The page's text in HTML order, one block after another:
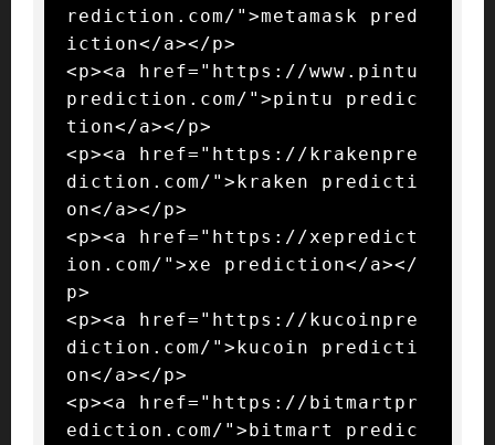
rediction.com/">metamask pred
iction</a></p>
<p><a href="https://www.pintu
prediction.com/">pintu predic
tion</a></p>
<p><a href="https://krakenpre
diction.com/">kraken predicti
on</a></p>
<p><a href="https://xepredict
ion.com/">xe prediction</a></
p>
<p><a href="https://kucoinpre
diction.com/">kucoin predicti
on</a></p>
<p><a href="https://bitmartpr
ediction.com/">bitmart predic